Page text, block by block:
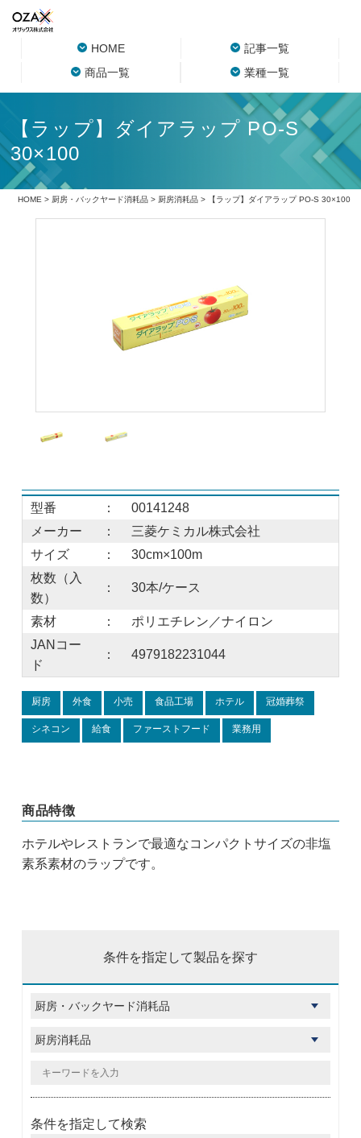
HOME
記事一覧
商品一覧
業種一覧
【ラップ】ダイアラップ PO-S
30×100
HOME > 厨房・バックヤード消耗品> 厨房消耗品> 【ラップ】ダイアラップ PO-S 30×100
型番 ：
00141248
メーカー
：
三菱ケミカル株式会社
サイズ
：
30cm×100m
枚数（入
数）
： 30本/ケース
素材 ：
ポリエチレン／ナイロン
JANコー
ド
： 4979182231044
厨房 外食 小売 食品工場 ホテル 冠婚葬祭
シネコン 給食 ファーストフード 業務用
商品特徴
ホテルやレストランで最適なコンパクトサイズの非塩
素系素材のラップです。
条件を指定して製品を探す
条件を指定して検索